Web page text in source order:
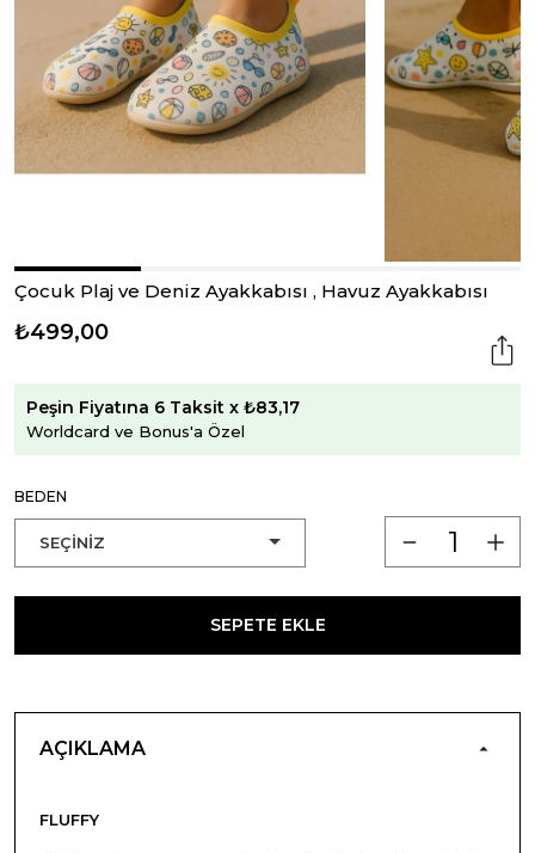
Çocuk Plaj ve Deniz Ayakkabısı , Havuz Ayakkabısı
₺499,00
Peşin Fiyatına 6 Taksit x ₺83,17
Worldcard ve Bonus'a Özel
BEDEN
SEPETE EKLE
AÇIKLAMA
FLUFFY